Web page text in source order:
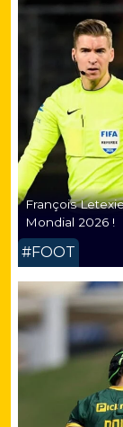
François
Mondial 2026 !
#FOOT